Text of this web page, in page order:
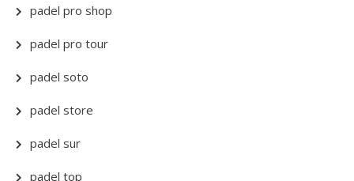
padel pro shop
padel pro tour
padel soto
padel store
padel sur
padel top